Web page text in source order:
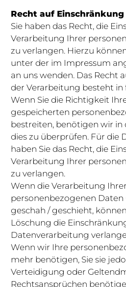
Recht auf
Sie haben das Recht, die
Verarbeitung Ihrer
zu verlangen. Hierzu
unter der im Impressum
an uns wenden. Das Recht
der Verarbeitung besteht in
Wenn Sie die Richtigkeit
gespeicherten
bestreiten, benötigen wir in
dies zu überprüfen. Für die
haben Sie das Recht, die
Verarbeitung Ihrer
zu verlangen.
Wenn die Verarbeitung Ihrer
personenbezogenen
geschah / geschieht,
Löschung die
Datenverarbeitung
Wenn wir Ihre
mehr benötigen, Sie sie
Verteidigung oder
Rechtsansprüchen